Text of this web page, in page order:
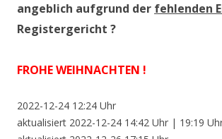
angeblich aufgrund der fehlenden
Registergericht ?
FROHE WEIHNACHTEN !
2022-12-24 12:24 Uhr
aktualisiert 2022-12-24 14:42 Uhr | 19:19